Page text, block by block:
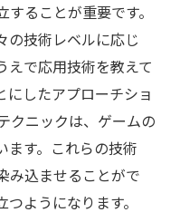
ることが重要です。
の技術レベルに応じ
えで応用技術を教えて
にしたアプローチショ
クニックは、ゲームの
ます。これらの技術
み込ませることがで
ようになります。